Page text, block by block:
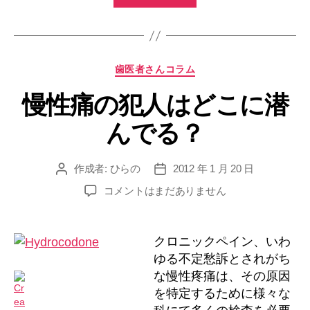
動
背
景・・・”
カ
ゴ
リ
ー
歯医者さんコラム
慢性痛の犯人はどこに潜
んでる？
投 作成者: ひらの
投
稿
日
2012 年 1 月 20 日
慢
コメントはまだありません
クロニックペイン、いわ
ゆる不定愁訴とされがち
な慢性疼痛は、その原因
を特定するために様々な